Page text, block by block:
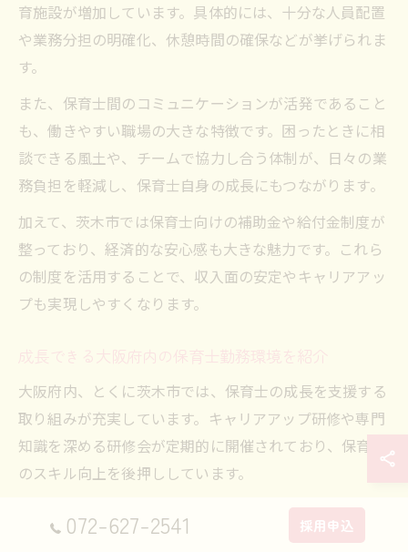
育施設が増加しています。具体的には、十分な人員配置
や業務分担の明確化、休憩時間の確保などが挙げられま
す。
また、保育士間のコミュニケーションが活発であること
も、働きやすい職場の大きな特徴です。困ったときに相
談できる風土や、チームで協力し合う体制が、日々の業
務負担を軽減し、保育士自身の成長にもつながります。
加えて、茨木市では保育士向けの補助金や給付金制度が
整っており、経済的な安心感も大きな魅力です。これら
の制度を活用することで、収入面の安定やキャリアアッ
プも実現しやすくなります。
成長できる大阪府内の保育士勤務環境を紹介
大阪府内、とくに茨木市では、保育士の成長を支援する
取り組みが充実しています。キャリアアップ研修や専門
知識を深める研修会が定期的に開催されており、保育士
のスキル向上を後押ししています。
また、現場では子ども主体の保育やピラミーデなど多様
な保育法が実践されており、保育士一人ひとりが自分の
072-627-2541 採用申込